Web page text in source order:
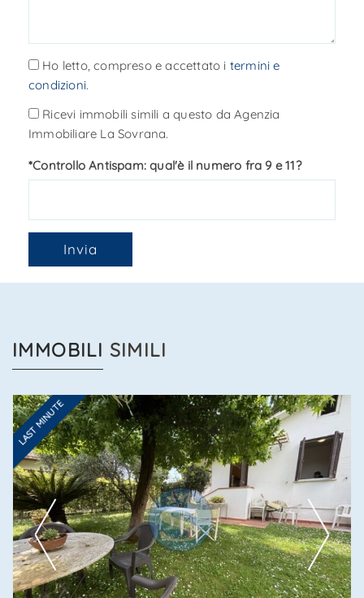
Ho letto, compreso e accettato i termini e
condizioni.
Ricevi immobili simili a questo da Agenzia
Immobiliare La Sovrana.
*Controllo Antispam: qual'è il numero fra 9 e 11?
Invia
IMMOBILI SIMILI
LAST MINUTE
Ti interessa?
Contatta
--------------------
Vedi tutti i dettagli